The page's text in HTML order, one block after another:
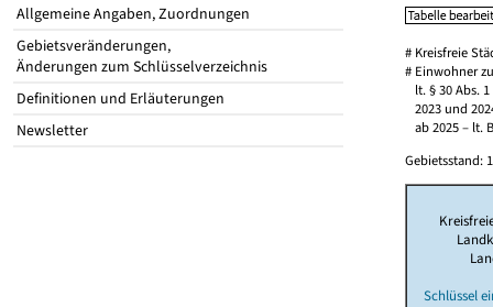
Allgemeine Angaben, Zuordnungen
Gebietsveränderungen,
Änderungen zum Schlüsselverzeichnis
Definitionen und Erläuterungen
Newsletter
# Kreisfreie
# Einwohner
lt. § 30 Abs. 1
2023 und
ab 2025 – lt.
Gebietsstand:
Schlüssel